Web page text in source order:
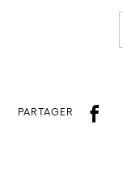
PARTAGER f